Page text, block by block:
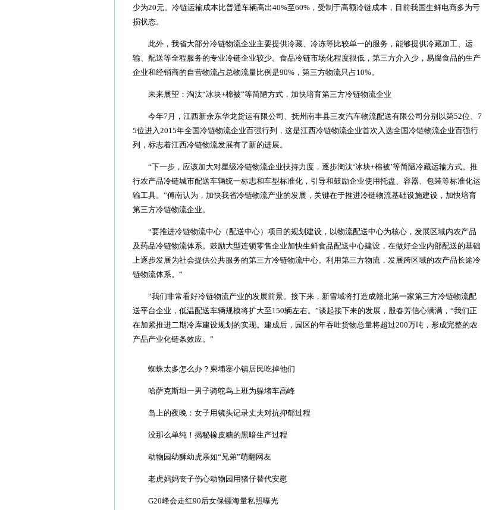
少为20元。冷链运输成本比普通车辆高出40%至60%，受制于高额冷链成本，目前我国生鲜电商多为亏
损状态。
此外，我省大部分冷链物流企业主要提供冷藏、冷冻等比较单一的服务，能够提供冷藏加工、运
输、配送等全程服务的专业冷链企业较少。食品冷链市场化程度很低，第三方介入少，易腐食品的生产
企业和经销商的自营物流占总物流量比例是90%，第三方物流只占10%。
未来展望：淘汰“冰块+棉被”等简陋方式，加快培育第三方冷链物流企业
今年7月，江西新余东华龙货运有限公司、抚州南丰县三友汽车物流配送有限公司分别以第52位、7
5位进入2015年全国冷链物流企业百强行列，这是江西冷链物流企业首次入选全国冷链物流企业百强行
列，标志着江西冷链物流发展有了新的进展。
“下一步，应该加大对星级冷链物流企业扶持力度，逐步淘汰‘冰块+棉被’等简陋冷藏运输方式。推
行农产品冷链城市配送车辆统一标志和车型标准化，引导和鼓励企业使用托盘、容器、包装等标准化运
输工具。”傅南认为，加快我省冷链物流产业的发展，关键在于推进冷链物流基础设施建设，加快培育
第三方冷链物流企业。
“要推进冷链物流中心（配送中心）项目的规划建设，以物流配送中心为核心，发展区域内农产品
及药品冷链物流体系。鼓励大型连锁零售企业加快生鲜食品配送中心建设，在做好企业内部配送的基础
上逐步发展为社会提供公共服务的第三方冷链物流中心。利用第三方物流，发展跨区域的农产品长途冷
链物流体系。”
“我们非常看好冷链物流产业的发展前景。接下来，新雪域将打造成赣北第一家第三方冷链物流配
送平台企业，低温配送车辆规模将扩大至150辆左右。”谈起接下来的发展，殷春芳信心满满，“我们正
在加紧推进二期冷库建设规划的实现。建成后，园区的年吞吐货物总量将超过200万吨，形成完整的农
产品产业化链条效应。”
蜘蛛太多怎么办？柬埔寨小镇居民吃掉他们
哈萨克斯坦一男子骑鸵鸟上班为躲堵车高峰
岛上的夜晚：女子用镜头记录丈夫对抗抑郁过程
没那么单纯！揭秘橡皮糖的黑暗生产过程
动物园幼狮幼虎亲如“兄弟”萌翻网友
老虎妈妈丧子伤心动物园用猪仔替代安慰
G20峰会走红90后女保镖海量私照曝光